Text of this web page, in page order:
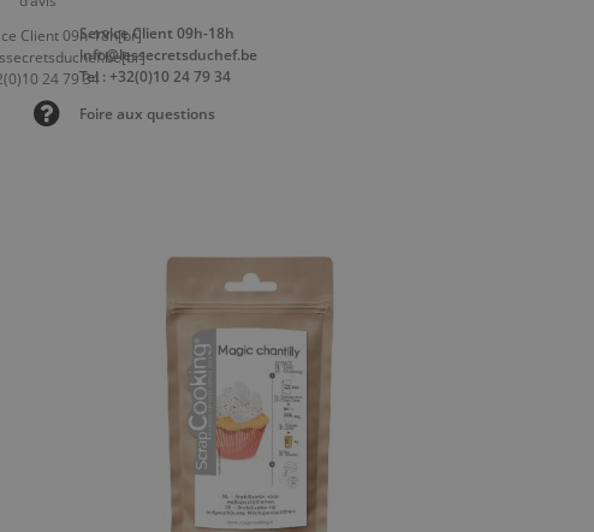
Service Client 09h-18h
info@lessecretsduchef.be
Tel : +32(0)10 24 79 34
Foire aux questions